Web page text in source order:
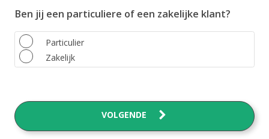
Ben jij een particuliere of een zakelijke klant?
Particulier
Zakelijk
VOLGENDE